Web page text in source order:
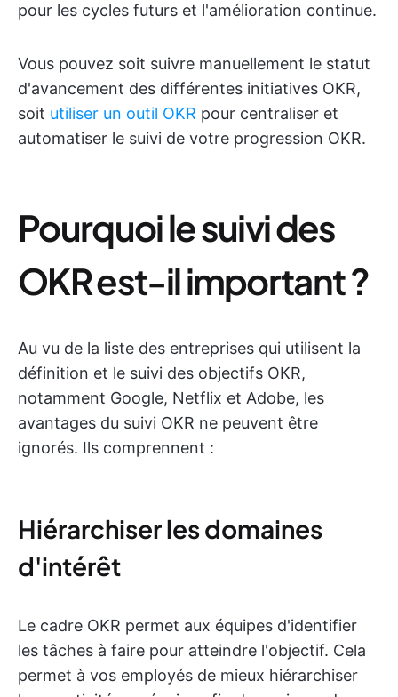
pour les cycles futurs et l'amélioration continue.
Vous pouvez soit suivre manuellement le statut
d'avancement des différentes initiatives OKR,
soit utiliser un outil OKR pour centraliser et
automatiser le suivi de votre progression OKR.
Pourquoi le suivi des
OKR est-il important ?
Au vu de la liste des entreprises qui utilisent la
définition et le suivi des objectifs OKR,
notamment Google, Netflix et Adobe, les
avantages du suivi OKR ne peuvent être
ignorés. Ils comprennent :
Hiérarchiser les domaines
d'intérêt
Le cadre OKR permet aux équipes d'identifier
les tâches à faire pour atteindre l'objectif. Cela
permet à vos employés de mieux hiérarchiser